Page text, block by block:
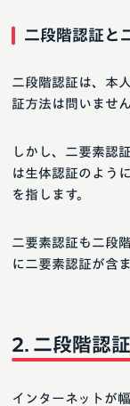
二段階認証と
二段階認証は、本
証方法は問いません
しかし、二要素認
は生体認証のよう
を指します。
二要素認証も二段
に二要素認証が含
二段階認
インターネットが